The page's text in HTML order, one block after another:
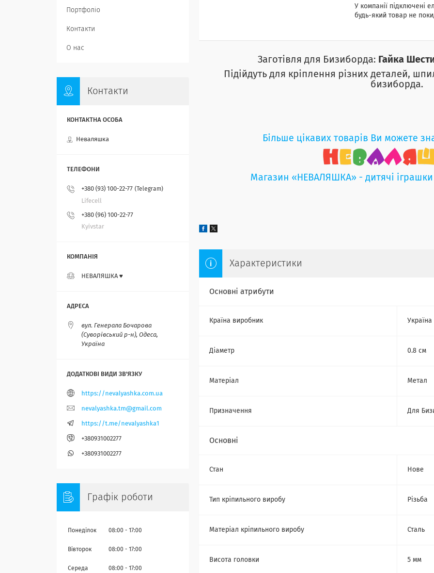
У компанії підключені
будь-який товар не
Заготівля для Бизиборда: Гайка
Підійдуть для кріплення різних деталей,
бизиборда.
Більше цікавих товарів Ви можете
Магазин «НЕВАЛЯШКА» - дитячі
Характеристики
Основні атрибути
Країна виробник Україна
Діаметр 0.8 см
Матеріал Метал
Призначення Для
Основні
Стан Нове
Тип кріпильного виробу Різьба
Матеріал кріпильного виробу Сталь
Висота головки 5 мм
Портфоліо
Контакти
О нас
Контакти
Неваляшка
+380 (93) 100-22-77 Telegram
Lifecell
+380 (96) 100-22-77
Kyivstar
НЕВАЛЯШКА ♥️
вул. Генерала Бочарова
(Суворівський р-н), Одеса,
Україна
https://nevalyashka.com.ua
nevalyashka.tm@gmail.com
https://t.me/nevalyashka1
+380931002277
+380931002277
Графік роботи
Понеділок 08:00 17:00
Вівторок 08:00 17:00
Середа 08:00 17:00